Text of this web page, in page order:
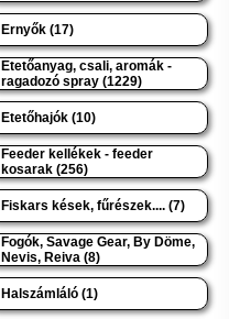
Ernyők (17)
Etetőanyag, csali, aromák -
ragadozó spray (1229)
Etetőhajók (10)
Feeder kellékek - feeder
kosarak (256)
Fiskars kések, fűrészek.... (7)
Fogók, Savage Gear, By Döme,
Nevis, Reiva (8)
Halszámláló (1)